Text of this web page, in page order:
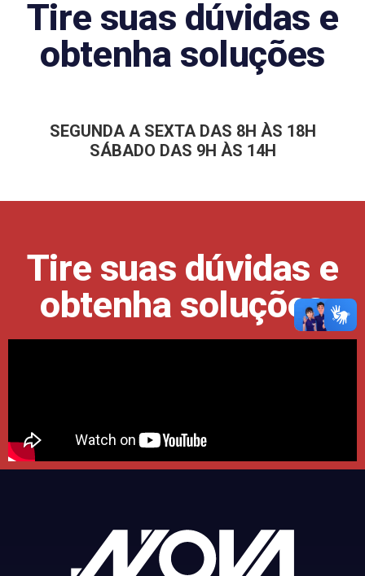
Tire suas dúvidas e
obtenha soluções
SEGUNDA A SEXTA DAS 8H ÀS 18H
SÁBADO DAS 9H ÀS 14H
Tire suas dúvidas e
obtenha soluções